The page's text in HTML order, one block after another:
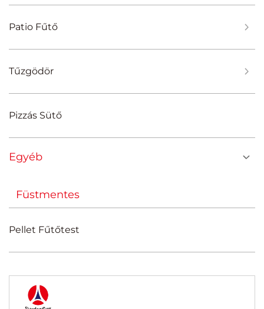
Patio Fűtő
Tűzgödör
Pizzás Sütő
Egyéb
Füstmentes
Pellet Fűtőtest